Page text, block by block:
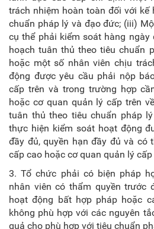
trách nhiệm hoàn toàn đối với kế
chuẩn pháp lý và đạo đức; (iii)
cụ thể phải kiểm soát hàng
hoạch tuân thủ theo tiêu chuẩn
hoặc một số nhân viên chịu
động được yêu cầu phải nộp
cấp trên và trong trường hợp
hoặc cơ quan quản lý cấp trên
tuân thủ theo tiêu chuẩn pháp
thực hiện kiểm soát hoạt động
đầy đủ, quyền hạn đầy đủ và có
cấp cao hoặc cơ quan quản lý
3. Tổ chức phải có biện pháp
nhân viên có thẩm quyền trước
hoạt động bất hợp pháp hoặc
không phù hợp với các nguyên
quả cho phù hợp với tiêu chuẩn